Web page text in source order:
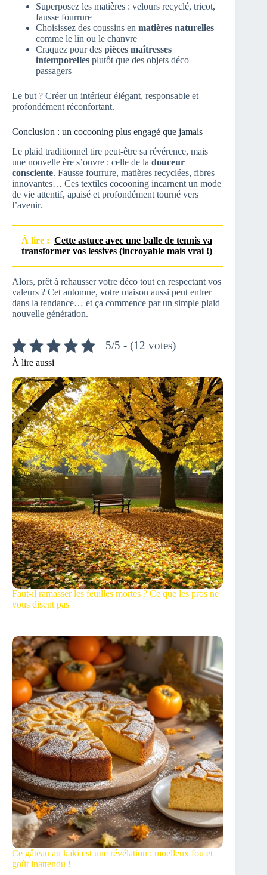
Superposez les matières : velours recyclé, tricot,
fausse fourrure
Choisissez des coussins en matières naturelles
comme le lin ou le chanvre
Craquez pour des pièces maîtresses
intemporelles plutôt que des objets déco
passagers
Le but ? Créer un intérieur élégant, responsable et
profondément réconfortant.
Conclusion : un cocooning plus engagé que jamais
Le plaid traditionnel tire peut-être sa révérence, mais
une nouvelle ère s’ouvre : celle de la douceur
consciente. Fausse fourrure, matières recyclées, fibres
innovantes… Ces textiles cocooning incarnent un mode
de vie attentif, apaisé et profondément tourné vers
l’avenir.
À lire : Cette astuce avec une balle de tennis va
transformer vos lessives (incroyable mais vrai !)
Alors, prêt à rehausser votre déco tout en respectant vos
valeurs ? Cet automne, votre maison aussi peut entrer
dans la tendance… et ça commence par un simple plaid
nouvelle génération.
5/5 - (12 votes)
À lire aussi
Faut-il ramasser les feuilles mortes ? Ce que les pros ne
vous disent pas
Ce gâteau au kaki est une révélation : moelleux fou et
goût inattendu !